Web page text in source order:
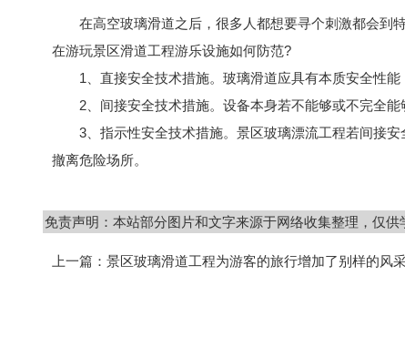
在高空玻璃滑道之后，很多人都想要寻个刺激都会到特
在游玩景区滑道工程游乐设施如何防范?
1、直接安全技术措施。玻璃滑道应具有本质安全性能
2、间接安全技术措施。设备本身若不能够或不完全能
3、指示性安全技术措施。景区玻璃漂流工程若间接安
撤离危险场所。
免责声明：本站部分图片和文字来源于网络收集整理，仅
上一篇： 景区玻璃滑道工程为游客的旅行增加了别样的风